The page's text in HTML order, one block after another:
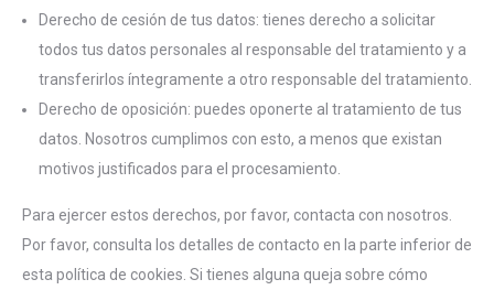
Derecho de cesión de tus datos: tienes derecho a solicitar
todos tus datos personales al responsable del tratamiento y a
transferirlos íntegramente a otro responsable del tratamiento.
Derecho de oposición: puedes oponerte al tratamiento de tus
datos. Nosotros cumplimos con esto, a menos que existan
motivos justificados para el procesamiento.
Para ejercer estos derechos, por favor, contacta con nosotros.
Por favor, consulta los detalles de contacto en la parte inferior de
esta política de cookies. Si tienes alguna queja sobre cómo